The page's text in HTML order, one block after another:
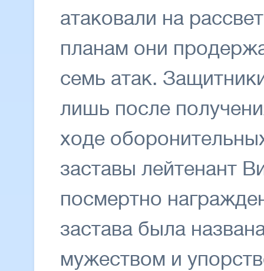
атаковали на
планам они
семь атак.
лишь после
ходе
заставы лейтенант
посмертно
застава была
мужеством и